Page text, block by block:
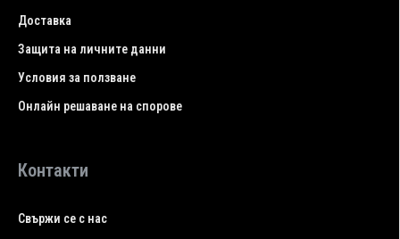
Доставка
Защита на личните данни
Условия за ползване
Онлайн решаване на спорове
Контакти
Свържи се с нас